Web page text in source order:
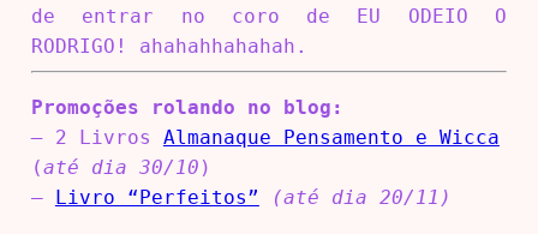
de entrar no coro de EU ODEIO O
RODRIGO! ahahahhahahah.
Promoções rolando no blog:
– 2 Livros Almanaque Pensamento e Wicca
(até dia 30/10 )
–
Livro “Perfeitos” (até dia 20/11)